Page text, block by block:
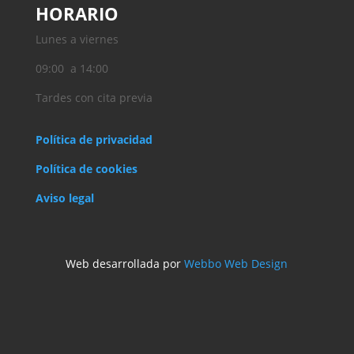
HORARIO
Lunes a viernes
09:00 a 14:00
Tardes con cita previa
Política de privacidad
Política de cookies
Aviso legal
Web desarrollada por Webbo Web Design